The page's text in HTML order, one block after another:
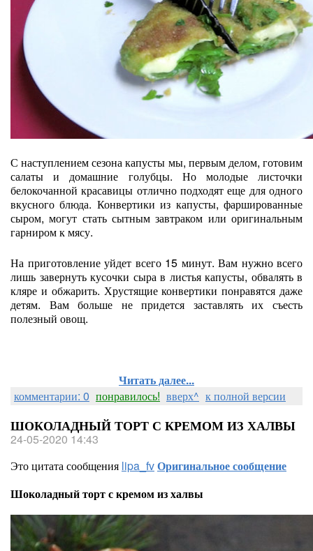
С наступлением сезона капусты мы, первым делом, готовим
салаты и домашние голубцы. Но молодые листочки
белокочанной красавицы отлично подходят еще для одного
вкусного блюда. Конвертики из капусты, фаршированные
сыром, могут стать сытным завтраком или оригинальным
гарниром к мясу.
На приготовление уйдет всего 15 минут. Вам нужно всего
лишь завернуть кусочки сыра в листья капусты, обвалять в
кляре и обжарить. Хрустящие конвертики понравятся даже
детям. Вам больше не придется заставлять их съесть
полезный овощ.
Читать далее...
комментарии: 0 понравилось! вверх^ к полной версии
ШОКОЛАДНЫЙ ТОРТ С КРЕМОМ ИЗ ХАЛВЫ
24-05-2020 14:43
Это цитата сообщения lipa_fvОригинальное сообщение
Шоколадный торт с кремом из халвы